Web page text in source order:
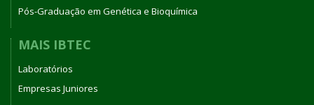
Pós-Graduação em Genética e Bioquímica
MAIS IBTEC
Laboratórios
Empresas Juniores